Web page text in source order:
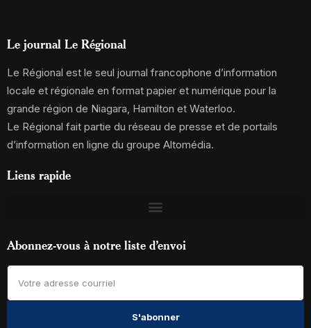
Le journal Le Régional
Le Régional est le seul journal francophone d’information
locale et régionale en format papier et numérique pour la
grande région de Niagara, Hamilton et Waterloo.
Le Régional fait partie du réseau de presse et de portails
d’information en ligne du groupe Altomédia.
Liens rapide
Abonnez-vous à notre liste d’envoi